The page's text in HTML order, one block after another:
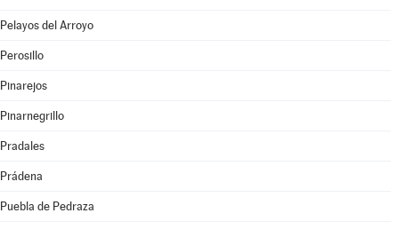
Pelayos del Arroyo
Perosillo
Pinarejos
Pinarnegrillo
Pradales
Prádena
Puebla de Pedraza